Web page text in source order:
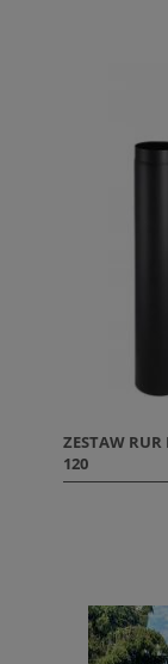
ZESTAW
120